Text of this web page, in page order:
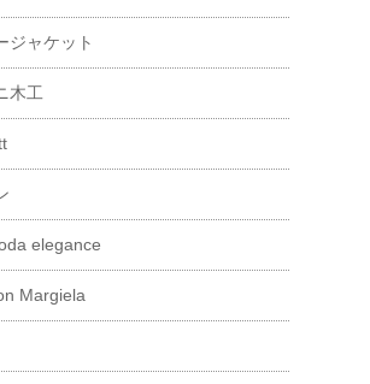
ジャケット
木工
elegance
Margiela